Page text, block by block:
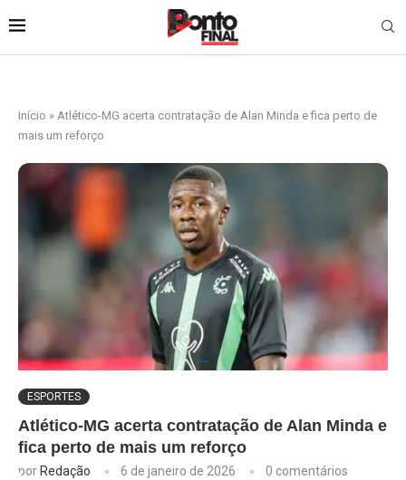
Início » Atlético-MG acerta contratação de Alan Minda e fica perto de
mais um reforço
ESPORTES
Atlético-MG acerta contratação de Alan Minda e
fica perto de mais um reforço
por Redação 6 de janeiro de 2026 0 comentários